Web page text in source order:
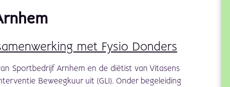
met Fysio Donders
Sportbedrijf Arnhem en de diëtist van Vitasens
Beweegkuur uit (GLI). Onder begeleiding